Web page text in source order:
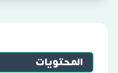
المحتويات